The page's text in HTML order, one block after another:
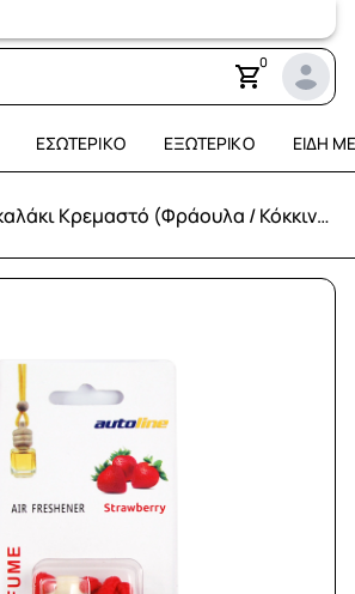
0
ΕΣΩΤΕΡΙΚΌ ΕΞΩΤΕΡΙΚΌ ΕΊΔΗ
Άρωμα Σε Μπλουκαλάκι Κρεμαστό (Φράουλα / Κόκκινο)